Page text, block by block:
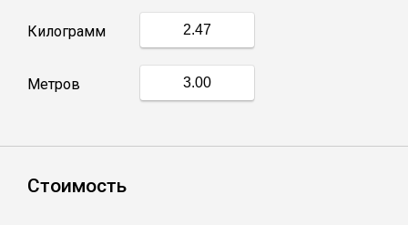
Профлист
Винтовые сваи
Килограмм
Метров
Стоимость